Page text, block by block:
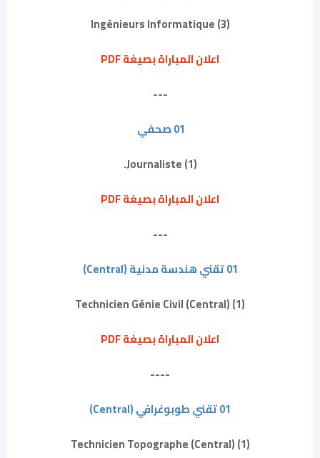
(3) Ingénieurs Informatique
اعلان المباراة بصيغة PDF
---
01 صحفي
(1) Journaliste.
اعلان المباراة بصيغة PDF
---
01 تقني هندسة مدنية (Central)
(1) Technicien Génie Civil (Central)
اعلان المباراة بصيغة PDF
----
01 تقني طوبوغرافي (Central)
(1) Technicien Topographe (Central)